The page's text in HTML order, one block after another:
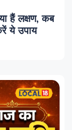
हैं लक्षण, कब
ये उपाय